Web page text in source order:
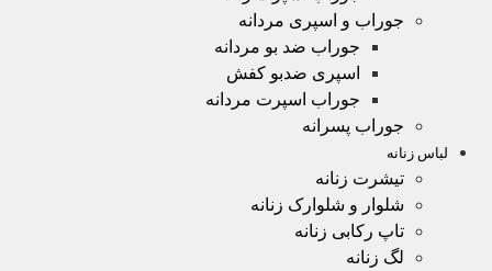
جوراب و اسپری مردانه
جوراب ضد بو مردانه
اسپری ضدبو کفش
جوراب اسپرت مردانه
جوراب پسرانه
لباس زنانه
تیشرت زنانه
شلوار و شلوارک زنانه
تاپ رکابی زنانه
لگ زنانه